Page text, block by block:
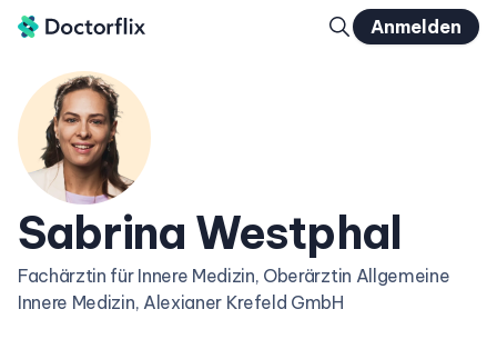
Anmelden
Sabrina Westphal
Fachärztin für Innere Medizin, Oberärztin Allgemeine
Innere Medizin, Alexianer Krefeld GmbH